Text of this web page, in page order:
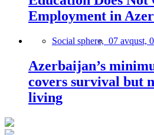
Employment in
Social sphere, 07 avqust,
Azerbaijan’s
covers survival but
living